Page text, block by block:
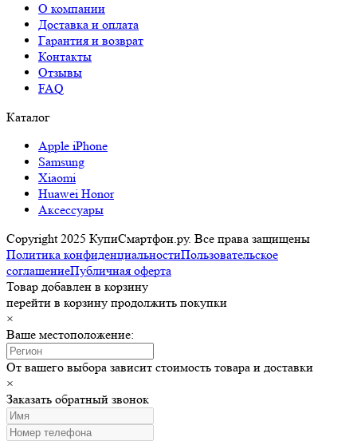
О компании
Доставка и оплата
Гарантия и возврат
Контакты
Отзывы
FAQ
Каталог
Apple iPhone
Samsung
Xiaomi
Huawei Honor
Аксессуары
Copyright 2025 КупиСмартфон.ру. Все права защищены
Политика конфиденциальностиПользовательское
соглашениеПубличная оферта
Товар добавлен в корзину
перейти в корзину продолжить покупки
×
Ваше местоположение:
От вашего выбора зависит стоимость товара и доставки
×
Заказать обратный звонок